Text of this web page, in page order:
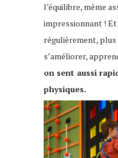
l’équilibre, même
impressionnant ! Et
régulièrement,
s’améliorer,
on sent aussi
physiques.